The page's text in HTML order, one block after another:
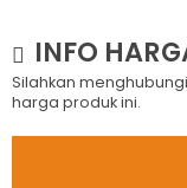
INFO
Silahkan
harga produk ini.